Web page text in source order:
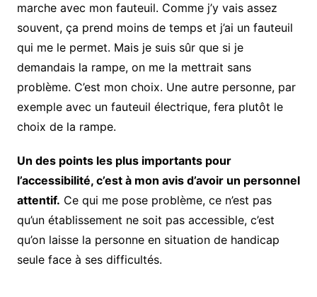
marche avec mon fauteuil. Comme j’y vais assez
souvent, ça prend moins de temps et j’ai un fauteuil
qui me le permet. Mais je suis sûr que si je
demandais la rampe, on me la mettrait sans
problème. C’est mon choix. Une autre personne, par
exemple avec un fauteuil électrique, fera plutôt le
choix de la rampe.
Un des points les plus importants pour
l’accessibilité, c’est à mon avis d’avoir un personnel
attentif. Ce qui me pose problème, ce n’est pas
qu’un établissement ne soit pas accessible, c’est
qu’on laisse la personne en situation de handicap
seule face à ses difficultés.